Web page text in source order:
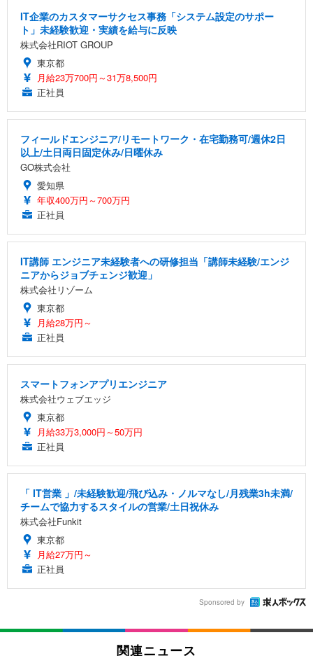
IT企業のカスタマーサクセス事務「システム設定のサポー
ト」未経験歓迎・実績を給与に反映
株式会社RIOT GROUP
東京都
月給23万700円～31万8,500円
正社員
フィールドエンジニア/リモートワーク・在宅勤務可/週休2日
以上/土日両日固定休み/日曜休み
GO株式会社
愛知県
年収400万円～700万円
正社員
IT講師 エンジニア未経験者への研修担当「講師未経験/エンジ
ニアからジョブチェンジ歓迎」
株式会社リゾーム
東京都
月給28万円～
正社員
スマートフォンアプリエンジニア
株式会社ウェブエッジ
東京都
月給33万3,000円～50万円
正社員
「 IT営業 」/未経験歓迎/飛び込み・ノルマなし/月残業3h未満/
チームで協力するスタイルの営業/土日祝休み
株式会社Funkit
東京都
月給27万円～
正社員
Sponsored by
関連ニュース